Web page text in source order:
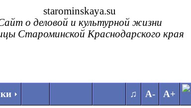
starominskaya.su
о деловой и культурной жизни
Староминской Краснодарского края
♫ А- А+